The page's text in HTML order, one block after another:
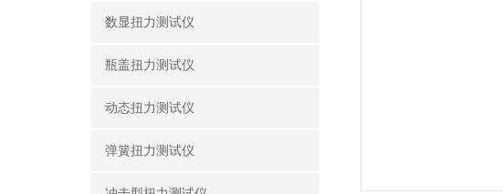
数显扭力测试仪
瓶盖扭力测试仪
动态扭力测试仪
弹簧扭力测试仪